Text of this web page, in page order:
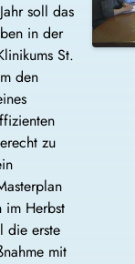
soll das
in der
St.
den
zu
Herbst
die erste
mit